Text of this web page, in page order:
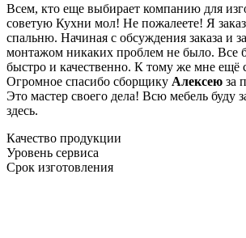
Всем, кто еще выбирает компанию для
советую Кухни мол! Не пожалеете! Я
спальню. Начиная с обсуждения заказа и
монтажом никаких проблем не было. Все
быстро и качественно. К тому же мне ещё
Огромное спасибо сборщику Алексею за
Это мастер своего дела! Всю мебель буду
здесь.
Качество продукции
Уровень сервиса
Срок изготовления